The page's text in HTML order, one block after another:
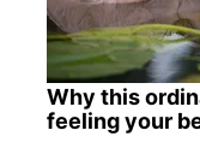
Why this
feeling your